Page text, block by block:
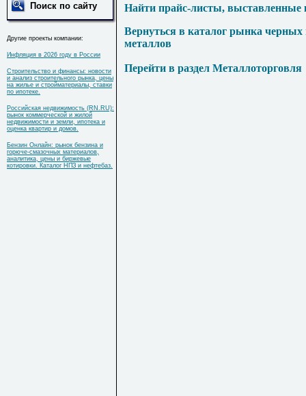
Поиск по сайту
Другие проекты компании:
Инфляция в 2026 году в России
Строительство и финансы: новости
и анализ строительного рынка, цены
на жилье и стройматериалы, ставки
по ипотеке.
Российская недвижимость (RN.RU):
рынок коммерческой и жилой
недвижимости и земли, ипотека и
оценка квартир и домов.
Бензин Онлайн: рынок бензина и
горюче-смазочных материалов,
аналитика, цены и биржевые
котировки. Каталог НПЗ и нефтебаз.
Найти прайс-листы, выставленные
Вернуться в каталог рынка
металлов
Перейти в раздел Металлоторговля